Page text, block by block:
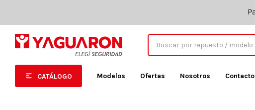
CATÁLOGO Modelos Ofertas Nosotros Contacto